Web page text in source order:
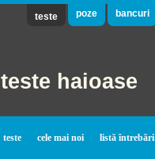
teste poze bancuri
teste haioase
teste cele mai noi listă întrebări